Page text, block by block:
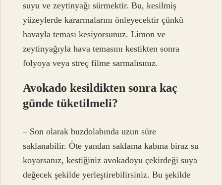
suyu ve zeytinyağı sürmektir. Bu, kesilmiş
yüzeylerde kararmalarını önleyecektir çünkü
havayla teması kesiyorsunuz. Limon ve
zeytinyağıyla hava temasını kestikten sonra
folyoya veya streç filme sarmalısınız.
Avokado kesildikten sonra kaç
günde tüketilmeli?
– Son olarak buzdolabında uzun süre
saklanabilir. Öte yandan saklama kabına biraz su
koyarsanız, kestiğiniz avokadoyu çekirdeği suya
değecek şekilde yerleştirebilirsiniz. Bu şekilde